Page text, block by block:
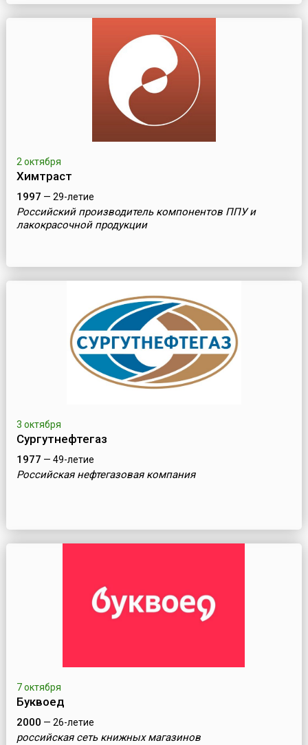
2 октября
Химтраст
1997 — 29-летие
Российский производитель компонентов ППУ и
лакокрасочной продукции
3 октября
Сургутнефтегаз
1977 — 49-летие
Российская нефтегазовая компания
7 октября
Буквоед
2000 — 26-летие
российская сеть книжных магазинов